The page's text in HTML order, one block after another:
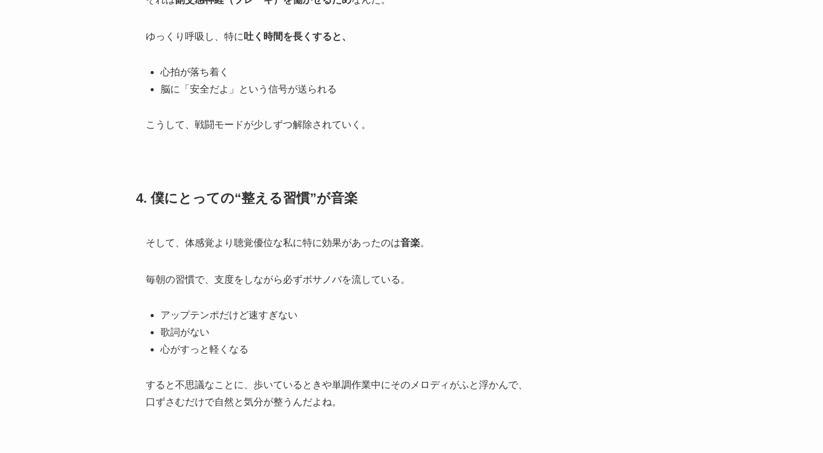
ゆっくり呼吸し、特に 吐く時間を長くすると、
心拍が落ち着く
脳に「安全だよ」という信号が送られる
こうして、戦闘モードが少しずつ解除されていく。
4. 僕にとっての“整える習慣”が音楽
そして、体感覚より聴覚優位な私に特に効果があったのは音楽。
毎朝の習慣で、支度をしながら必ずボサノバを流している。
アップテンポだけど速すぎない
歌詞がない
心がすっと軽くなる
すると不思議なことに、歩いているときや単調作業中にそのメロディがふと浮かんで、
口ずさむだけで自然と気分が整うんだよね。